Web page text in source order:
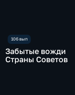
Забытые вожди
Страны Советов